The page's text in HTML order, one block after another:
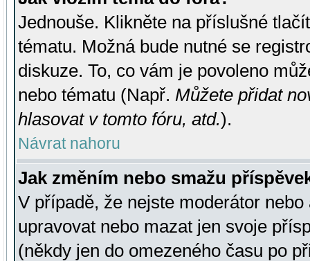
Jednouše. Klikněte na příslušné
tématu. Možná bude nutné se
diskuze. To, co vám je povoleno
nebo tématu (Např. Můžete přidat
hlasovat v tomto fóru, atd.).
Návrat nahoru
Jak změním nebo smažu
V případě, že nejste moderátor
upravovat nebo mazat jen svoje
(někdy jen do omezeného času po